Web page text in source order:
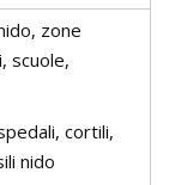
zone
scuole,
cortili,
nido